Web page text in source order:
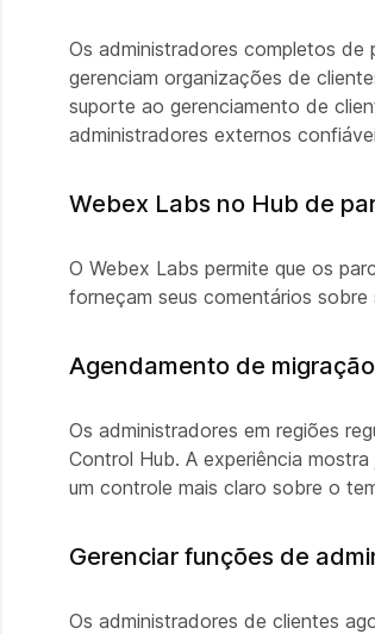
Os administradores completos
gerenciam organizações de
suporte ao gerenciamento de
administradores externos
Webex Labs no Hub de
O Webex Labs permite que os
forneçam seus comentários sobre
Agendamento de
Os administradores em regiões
Control Hub. A experiência
um controle mais claro sobre o
Gerenciar funções de
Os administradores de clientes